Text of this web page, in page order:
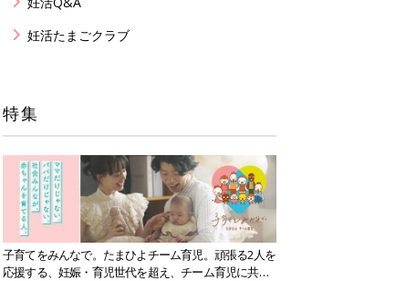
妊活たまごクラブ
特集
子育てをみんなで。たまひよチーム育児。頑張る2人を
応援する、妊娠・育児世代を超え、チーム育児に共感